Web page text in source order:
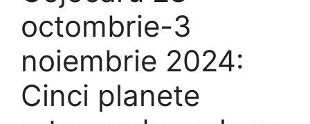
octombrie-3
noiembrie 2024:
Cinci planete